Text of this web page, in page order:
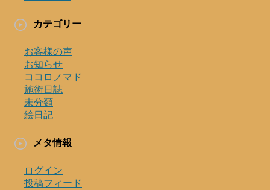
カテゴリー
お客様の声
お知らせ
ココロノマド
施術日誌
未分類
絵日記
メタ情報
ログイン
投稿フィード